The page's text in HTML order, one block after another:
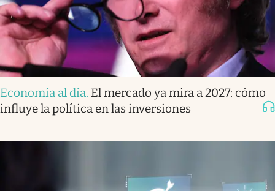
Economía al día. El mercado ya mira a 2027: cómo
influye la política en las inversiones